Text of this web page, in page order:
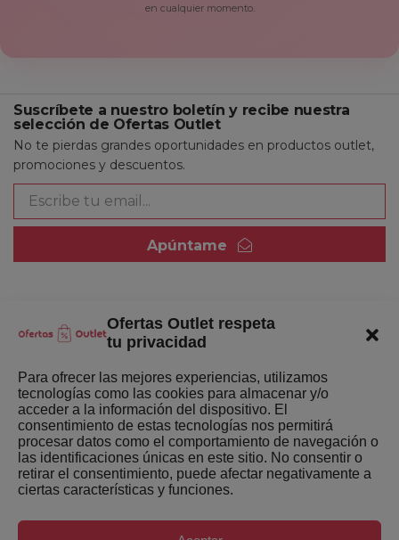
Ofertas Outlet respeta
tu privacidad
Para ofrecer las mejores experiencias, utilizamos
tecnologías como las cookies para almacenar y/o
acceder a la información del dispositivo. El
consentimiento de estas tecnologías nos permitirá
procesar datos como el comportamiento de navegación o
las identificaciones únicas en este sitio. No consentir o
retirar el consentimiento, puede afectar negativamente a
ciertas características y funciones.
en cualquier momento.
Suscríbete a nuestro boletín y recibe nuestra
selección de Ofertas Outlet
No te pierdas grandes oportunidades en productos outlet,
promociones y descuentos.
Apúntame
Quienes somos
Últimas Novedades
Mejores ofertas de la semana